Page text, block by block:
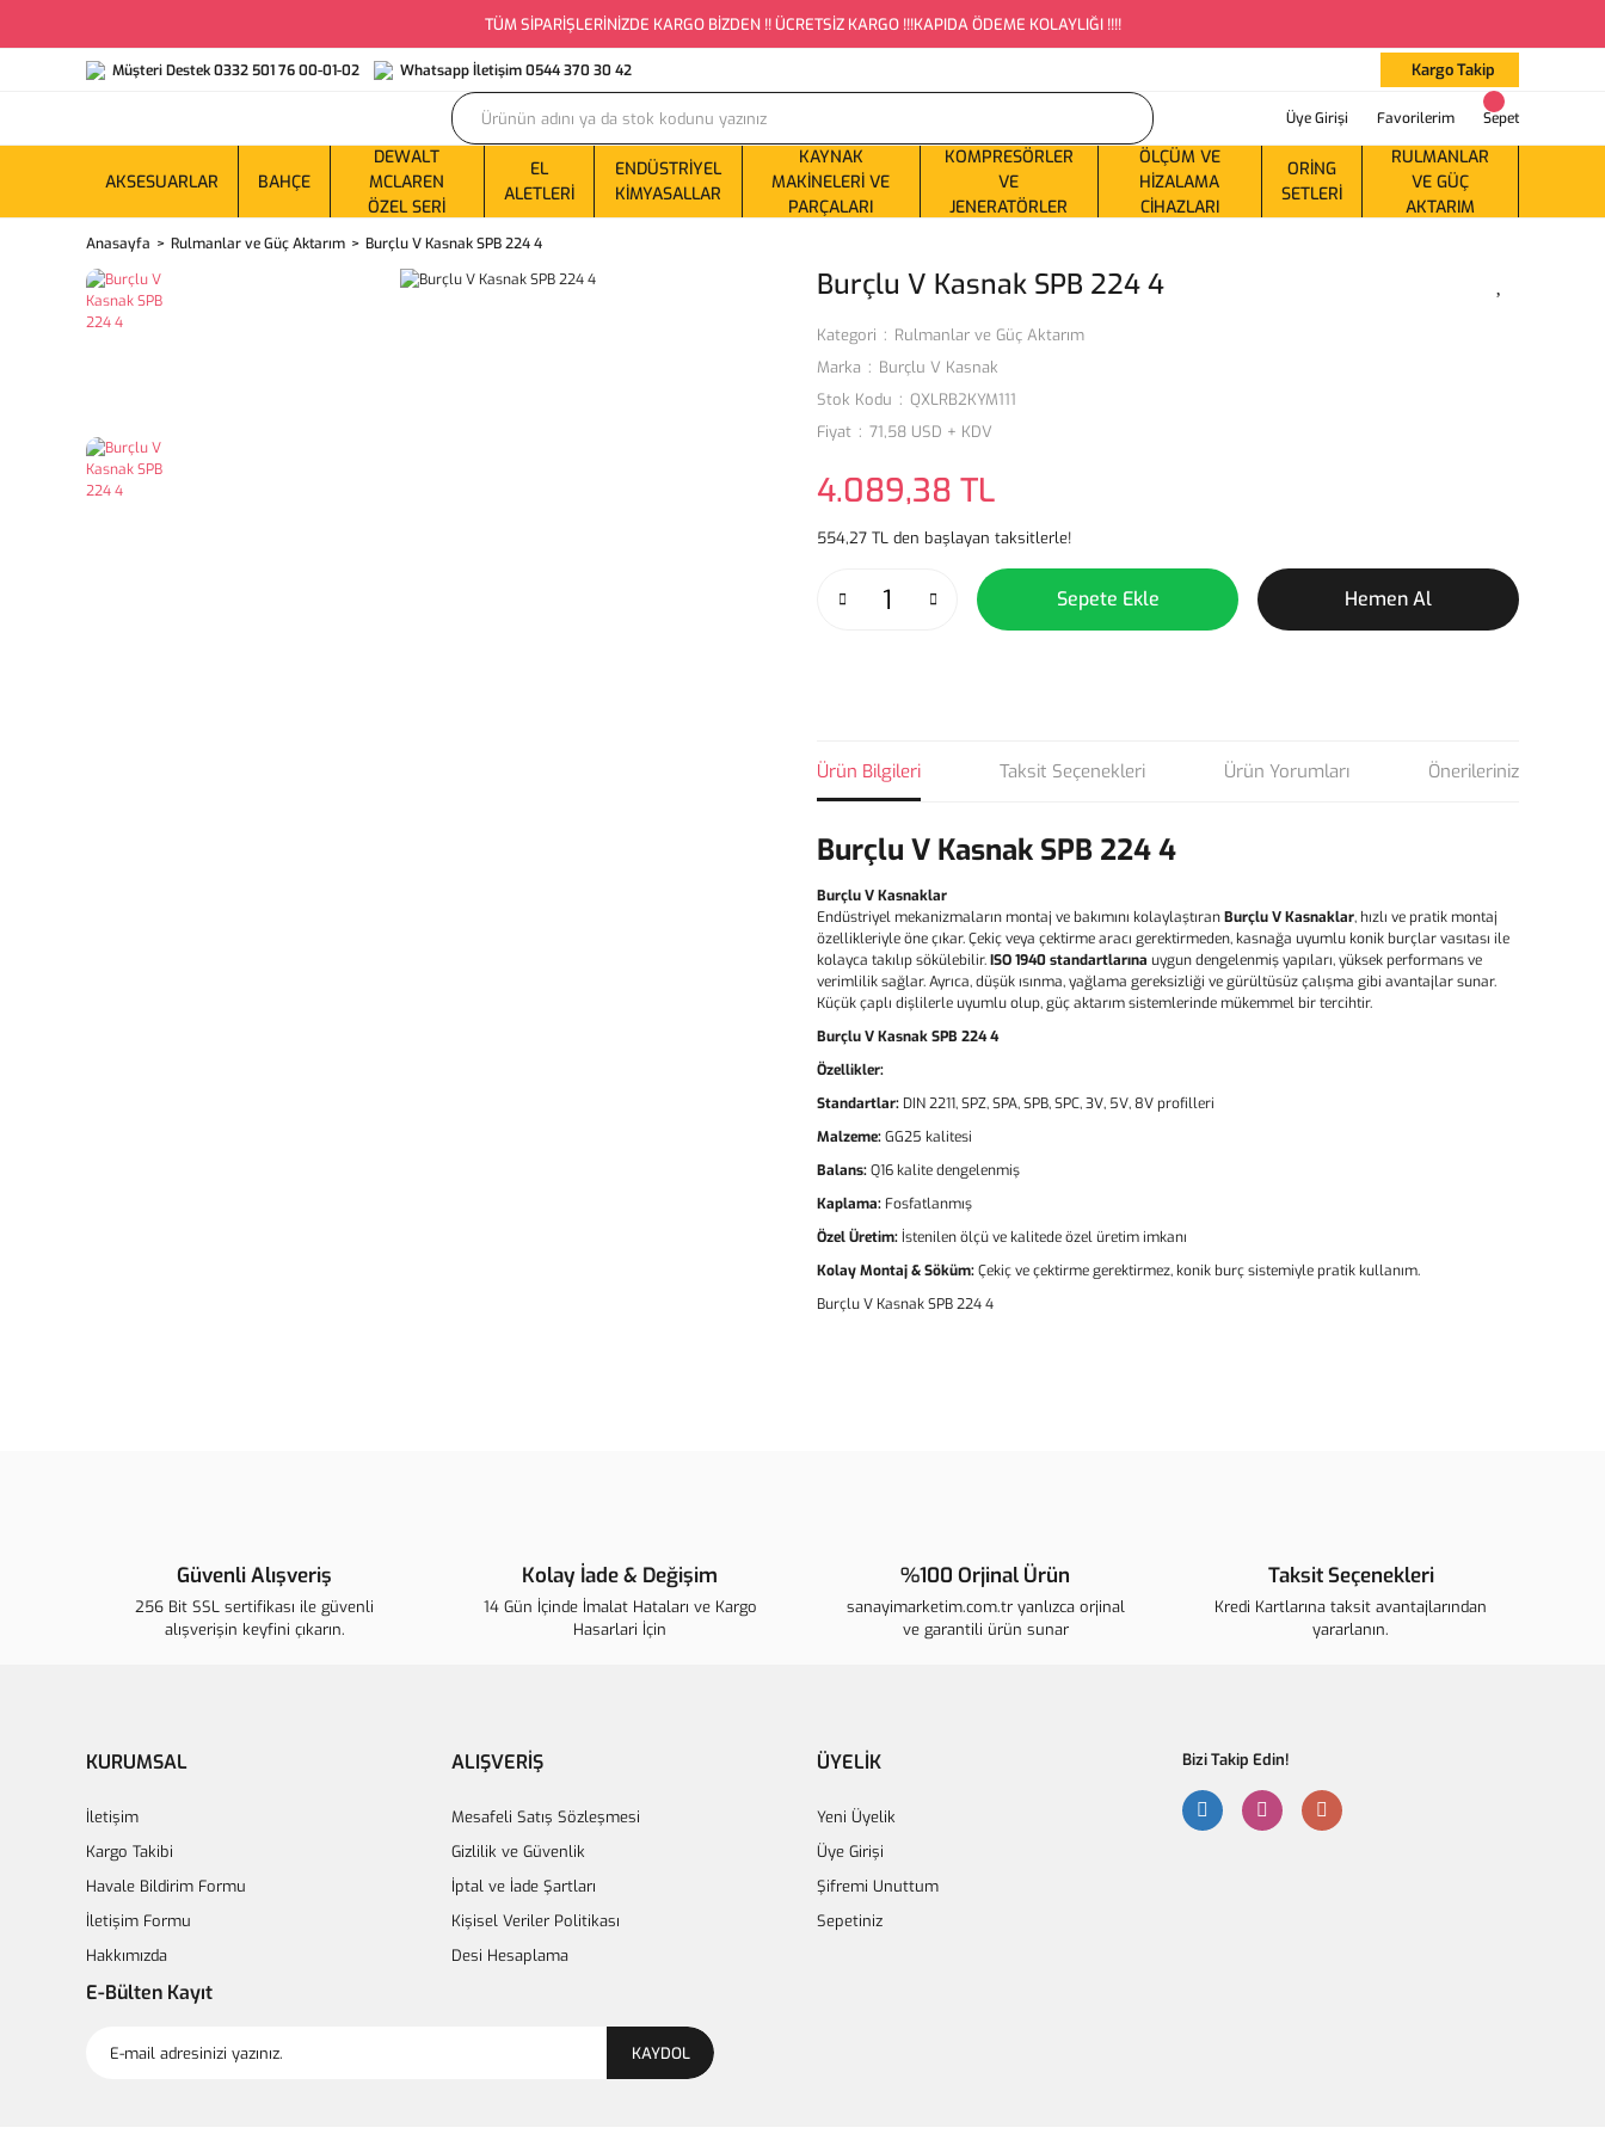
TÜM SİPARİŞLERİNİZDE KARGO BİZDEN !! ÜCRETSİZ KARGO !!!KAPIDA ÖDEME KOLAYLIĞI !!!!
Müşteri Destek 0332 501 76 00-01-02 Whatsapp İletişim 0544 370 30 42 Kargo Takip
Üye Girişi Favorilerim Sepet
AKSESUARLAR BAHÇE
DEWALT
MCLAREN
ÖZEL SERI
EL
ALETLERI
ENDÜSTRIYEL
KIMYASALLAR
KAYNAK
MAKINELERI VE
PARÇALARI
KOMPRESÖRLER
VE
JENERATÖRLER
ÖLÇÜM VE
HIZALAMA
CIHAZLARI
ORING
SETLERI
RULMANLAR
VE GÜÇ
AKTARIM
Anasayfa Rulmanlar ve Güç Aktarım Burçlu V Kasnak SPB 224 4
Burçlu V Kasnak SPB 224 4
Kategori
Rulmanlar ve Güç Aktarım
Marka
Burçlu V Kasnak
Stok Kodu
QXLRB2KYM111
Fiyat
71,58 USD + KDV
4.089,38 TL
554,27 TL den başlayan taksitlerle!
Sepete Ekle Hemen Al
Ürün Bilgileri Taksit Seçenekleri Ürün Yorumları Önerileriniz
Burçlu V Kasnak SPB 224 4
Burçlu V Kasnaklar
Endüstriyel mekanizmaların montaj ve bakımını kolaylaştıranBurçlu V Kasnaklar, hızlı ve pratik montaj
özellikleriyle öne çıkar. Çekiç veya çektirme aracı gerektirmeden, kasnağa uyumlu konik burçlar vasıtası ile
kolayca takılıp sökülebilir.ISO 1940 standartlarına uygun dengelenmiş yapıları, yüksek performans ve
verimlilik sağlar. Ayrıca, düşük ısınma, yağlama gereksizliği ve gürültüsüz çalışma gibi avantajlar sunar.
Küçük çaplı dişlilerle uyumlu olup, güç aktarım sistemlerinde mükemmel bir tercihtir.
Burçlu V Kasnak SPB 224 4
Özellikler:
Standartlar: DIN 2211, SPZ, SPA, SPB, SPC, 3V, 5V, 8V profilleri
Malzeme:GG25 kalitesi
Balans:Q16 kalite dengelenmiş
Kaplama: Fosfatlanmış
Özel Üretim: İstenilen ölçü ve kalitede özel üretim imkanı
Kolay Montaj & Söküm:Çekiç ve çektirme gerektirmez, konik burç sistemiyle pratik kullanım.
Burçlu V Kasnak SPB 224 4
Ürün bilgilerinde hatalar bulunuyor.
Ürün fiyatı diğer sitelerden daha pahalı.
Bu ürüne benzer farklı alternatifler olmalı.
Gönder
Güvenli Alışveriş
256 Bit SSL sertifikası ile güvenli
alışverişin keyfini çıkarın.
Kolay İade & Değişim
14 Gün İçinde İmalat Hataları ve Kargo
Hasarlari İçin
%100 Orjinal Ürün
sanayimarketim.com.tr yanlızca orjinal
ve garantili ürün sunar
Taksit Seçenekleri
Kredi Kartlarına taksit avantajlarından
yararlanın.
KURUMSAL
İletişim
Kargo Takibi
Havale Bildirim Formu
İletişim Formu
Hakkımızda
ALIŞVERİŞ
Mesafeli Satış Sözleşmesi
Gizlilik ve Güvenlik
İptal ve İade Şartları
Kişisel Veriler Politikası
Desi Hesaplama
ÜYELİK
Yeni Üyelik
Üye Girişi
Şifremi Unuttum
Sepetiniz
Bizi Takip Edin!
E-Bülten Kayıt
KAYDOL